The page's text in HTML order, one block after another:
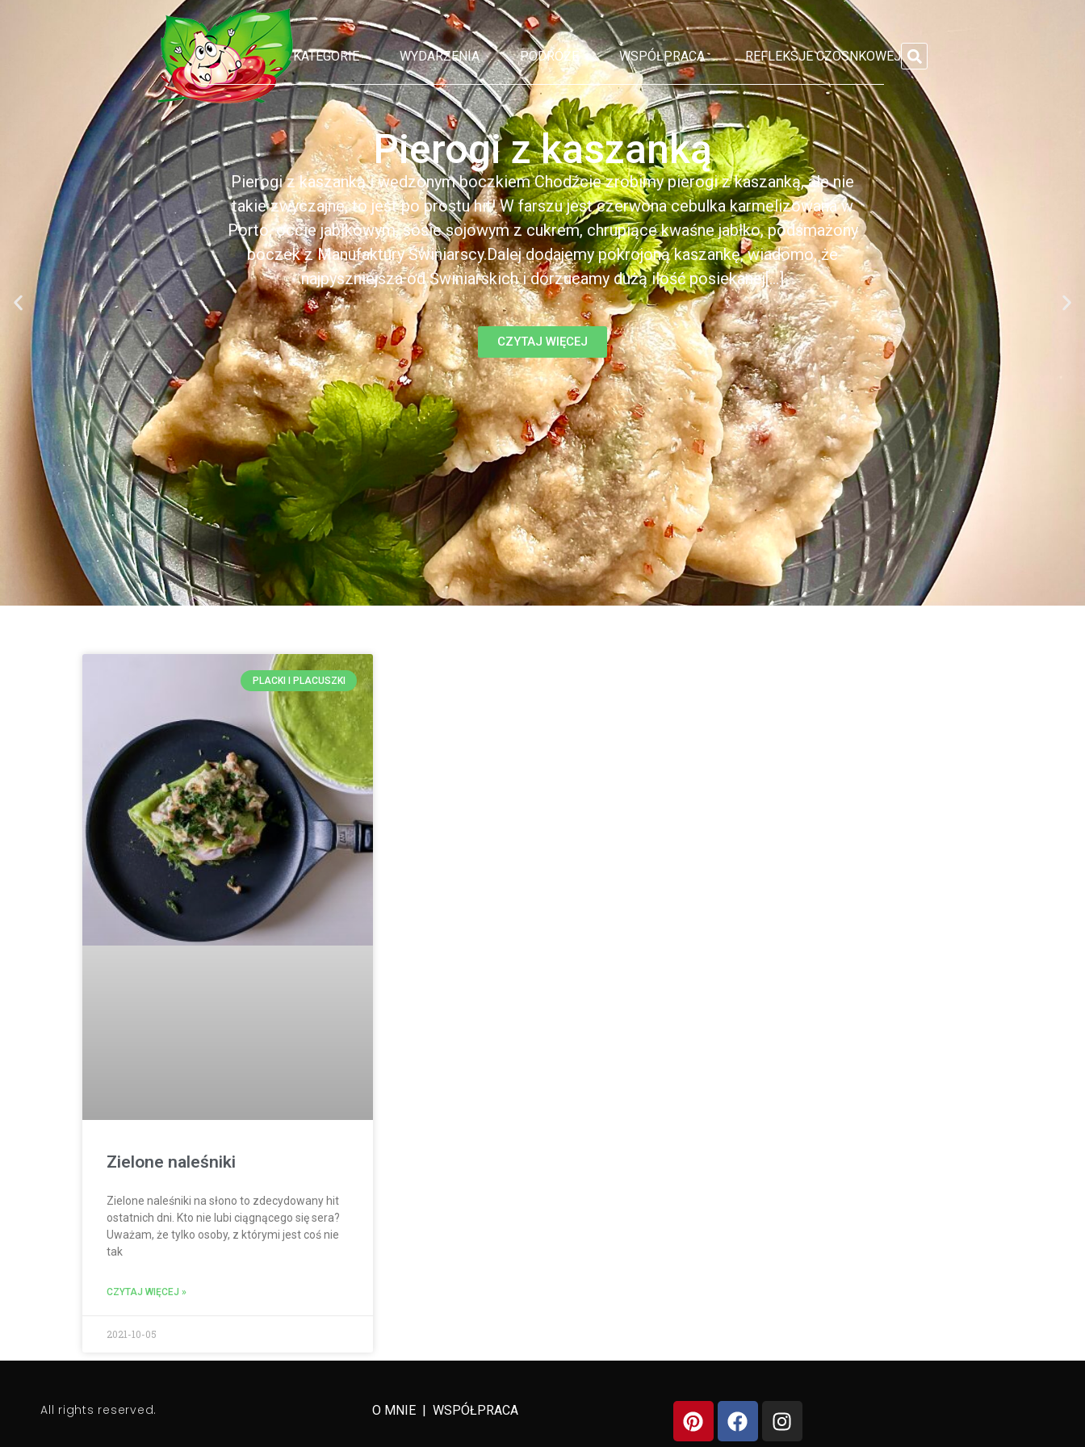
KATEGORIE WYDARZENIA PODRÓŻE WSPÓŁPRACA REFLEKSJE CZOSNKOWEJ
Pierogi z kaszanką
Pierogi z kaszanką i wędzonym boczkiem Chodźcie zrobimy pierogi z kaszanką, ale nie
takie zwyczajne, to jest po prostu hit! W farszu jest czerwona cebulka karmelizowana w
Porto, occie jabłkowym, sosie sojowym z cukrem, chrupiące kwaśne jabłko, podsmażony
boczek z Manufaktury Świniarscy.Dalej dodajemy pokrojoną kaszankę, wiadomo, że
najpyszniejsza od Świniarskich i dorzucamy dużą ilość posiekanej[...]
CZYTAJ WIĘCEJ
PLACKI I PLACUSZKI
Zielone naleśniki
Zielone naleśniki na słono to zdecydowany hit
ostatnich dni. Kto nie lubi ciągnącego się sera?
Uważam, że tylko osoby, z którymi jest coś nie
tak
CZYTAJ WIĘCEJ »
2021-10-05
All rights reserved. O MNIE | WSPÓŁPRACA